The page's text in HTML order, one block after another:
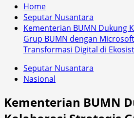
Home
Seputar Nusantara
Kementerian BUMN Dukung
Grup BUMN dengan
Transformasi Digital di
Seputar Nusantara
Nasional
Kementerian BUMN